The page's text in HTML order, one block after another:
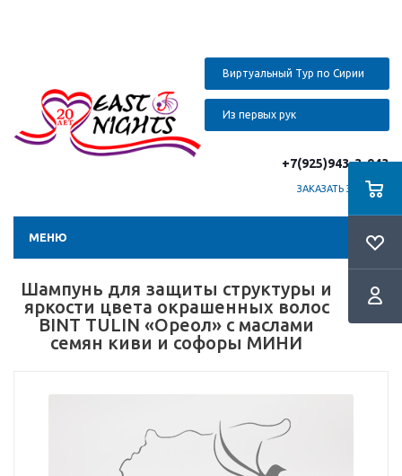
Виртуальный Тур по Сирии
Из первых рук
+7(925)943-3-943
ЗАКАЗАТЬ ЗВОНОК
МЕНЮ
Шампунь для защиты структуры и
яркости цвета окрашенных волос
BINT TULIN «Ореол» с маслами
семян киви и софоры МИНИ